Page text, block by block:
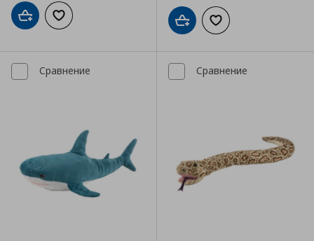
Добави в кошницата
Добави към списъка с любимиДобави в кошницата
Добави към
Сравнение Сравнение